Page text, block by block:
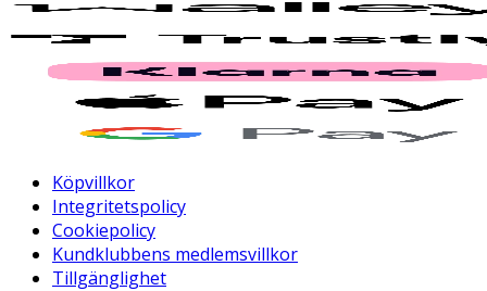
Köpvillkor
Integritetspolicy
Cookiepolicy
Kundklubbens medlemsvillkor
Tillgänglighet